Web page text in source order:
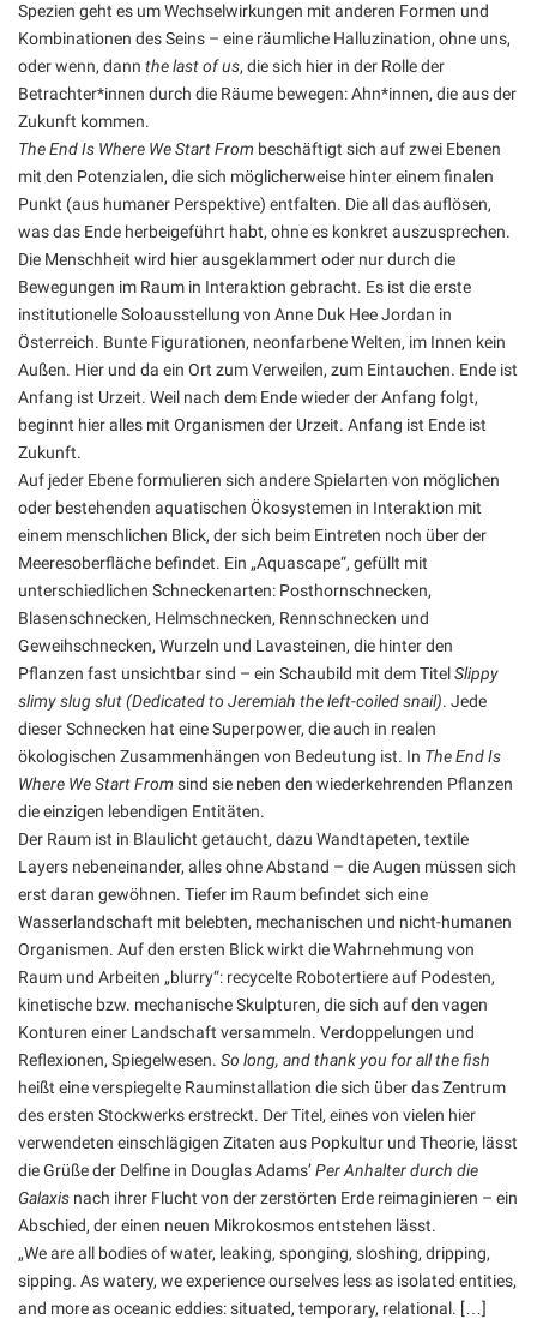
Spezien geht es um Wechselwirkungen mit anderen Formen und
Kombinationen des Seins – eine räumliche Halluzination, ohne uns,
oder wenn, dann the last of us, die sich hier in der Rolle der
Betrachter*innen durch die Räume bewegen: Ahn*innen, die aus der
Zukunft kommen.
The End Is Where We Start From beschäftigt sich auf zwei Ebenen
mit den Potenzialen, die sich möglicherweise hinter einem finalen
Punkt (aus humaner Perspektive) entfalten. Die all das auflösen,
was das Ende herbeigeführt habt, ohne es konkret auszusprechen.
Die Menschheit wird hier ausgeklammert oder nur durch die
Bewegungen im Raum in Interaktion gebracht. Es ist die erste
institutionelle Soloausstellung von Anne Duk Hee Jordan in
Österreich. Bunte Figurationen, neonfarbene Welten, im Innen kein
Außen. Hier und da ein Ort zum Verweilen, zum Eintauchen. Ende ist
Anfang ist Urzeit. Weil nach dem Ende wieder der Anfang folgt,
beginnt hier alles mit Organismen der Urzeit. Anfang ist Ende ist
Zukunft.
Auf jeder Ebene formulieren sich andere Spielarten von möglichen
oder bestehenden aquatischen Ökosystemen in Interaktion mit
einem menschlichen Blick, der sich beim Eintreten noch über der
Meeresoberfläche befindet. Ein „Aquascape“, gefüllt mit
unterschiedlichen Schneckenarten: Posthornschnecken,
Blasenschnecken, Helmschnecken, Rennschnecken und
Geweihschnecken, Wurzeln und Lavasteinen, die hinter den
Pflanzen fast unsichtbar sind – ein Schaubild mit dem TitelSlippy
slimy slug slut (Dedicated to Jeremiah the left-coiled snail). Jede
dieser Schnecken hat eine Superpower, die auch in realen
ökologischen Zusammenhängen von Bedeutung ist. In The End Is
Where We Start From sind sie neben den wiederkehrenden Pflanzen
die einzigen lebendigen Entitäten.
Der Raum ist in Blaulicht getaucht, dazu Wandtapeten, textile
Layers nebeneinander, alles ohne Abstand – die Augen müssen sich
erst daran gewöhnen. Tiefer im Raum befindet sich eine
Wasserlandschaft mit belebten, mechanischen und nicht-humanen
Organismen. Auf den ersten Blick wirkt die Wahrnehmung von
Raum und Arbeiten „blurry“: recycelte Robotertiere auf Podesten,
kinetische bzw. mechanische Skulpturen, die sich auf den vagen
Konturen einer Landschaft versammeln. Verdoppelungen und
Reflexionen, Spiegelwesen. So long, and thank you for all the fish
heißt eine verspiegelte Rauminstallation die sich über das Zentrum
des ersten Stockwerks erstreckt. Der Titel, eines von vielen hier
verwendeten einschlägigen Zitaten aus Popkultur und Theorie, lässt
die Grüße der Delfine in Douglas Adams’Per Anhalter durch die
Galaxis nach ihrer Flucht von der zerstörten Erde reimaginieren – ein
Abschied, der einen neuen Mikrokosmos entstehen lässt.
„We are all bodies of water, leaking, sponging, sloshing, dripping,
sipping. As watery, we experience ourselves less as isolated entities,
and more as oceanic eddies: situated, temporary, relational. […]